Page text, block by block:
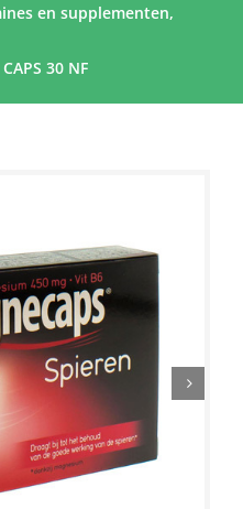
en supplementen
30 NF